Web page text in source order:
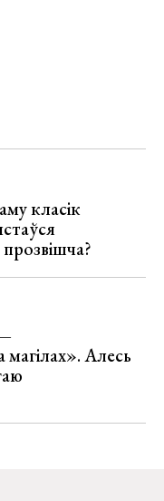
класік
Алесь